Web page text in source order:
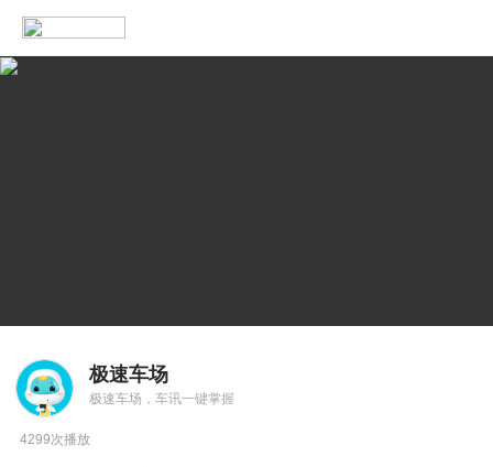
极速车场
极速车场，车讯一键掌握
4299次播放